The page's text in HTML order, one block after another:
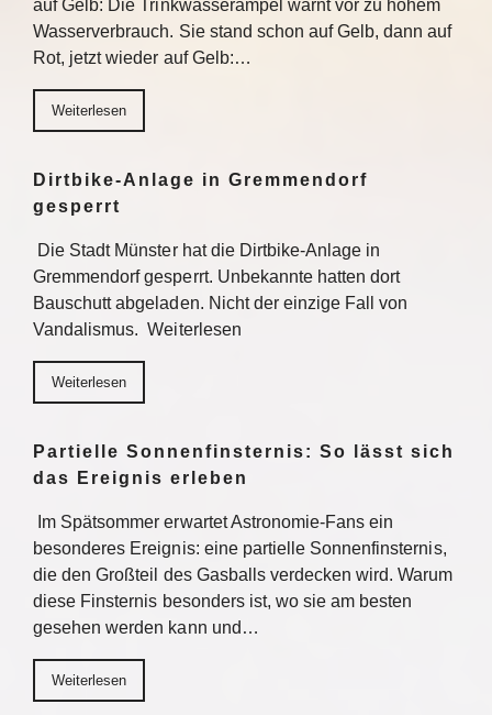
auf Gelb: Die Trinkwasserampel warnt vor zu hohem
Wasserverbrauch. Sie stand schon auf Gelb, dann auf
Rot, jetzt wieder auf Gelb:…
Weiterlesen
Dirtbike-Anlage in Gremmendorf
gesperrt
Die Stadt Münster hat die Dirtbike-Anlage in
Gremmendorf gesperrt. Unbekannte hatten dort
Bauschutt abgeladen. Nicht der einzige Fall von
Vandalismus. Weiterlesen
Weiterlesen
Partielle Sonnenfinsternis: So lässt sich
das Ereignis erleben
Im Spätsommer erwartet Astronomie-Fans ein
besonderes Ereignis: eine partielle Sonnenfinsternis,
die den Großteil des Gasballs verdecken wird. Warum
diese Finsternis besonders ist, wo sie am besten
gesehen werden kann und…
Weiterlesen